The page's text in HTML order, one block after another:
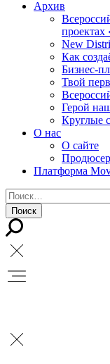
Архив
проектах
New
Как
Бизнес-
Твой
Герой
Круглые
О нас
О сайте
Платформа